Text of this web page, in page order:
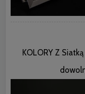
KOLORY Z